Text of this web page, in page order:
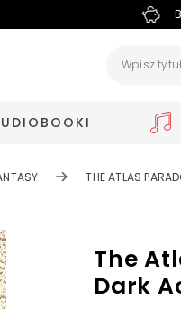
THE ATLAS
The
Dark